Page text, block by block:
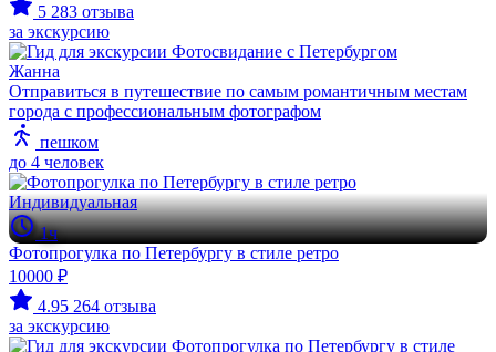
5 283 отзыва
за экскурсию
Жанна
Отправиться в путешествие по самым романтичным местам
города с профессиональным фотографом
пешком
до 4 человек
Индивидуальная
1ч
Фотопрогулка по Петербургу в стиле ретро
10000 ₽
4.95 264 отзыва
за экскурсию